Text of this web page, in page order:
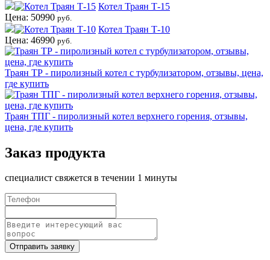
Котел Траян Т-15
Цена: 50990 руб.
Котел Траян Т-10
Цена: 46990 руб.
Траян ТР - пиролизный котел с турбулизатором, отзывы, цена,
где купить
Траян ТПГ - пиролизный котел верхнего горения, отзывы,
цена, где купить
Заказ продукта
специалист свяжется в течении 1 минуты
Отправить заявку